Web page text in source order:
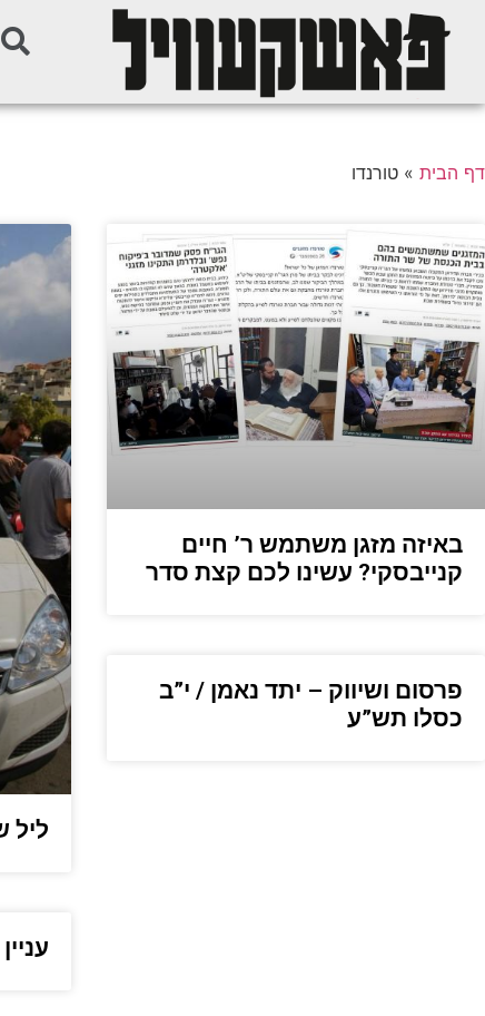
דף הבית » טורנדו
באיזה מזגן משתמש ר’ חיים
קנייבסקי? עשינו לכם קצת סדר
ליל
פרסום ושיווק – יתד נאמן / י”ב
כסלו תש”ע